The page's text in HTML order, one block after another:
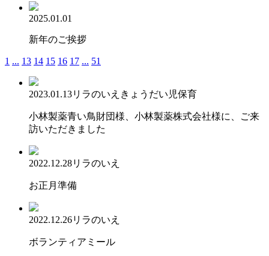
2025.01.01
新年のご挨拶
1 ... 13 14 15 16 17 ... 51
2023.01.13リラのいえ きょうだい児保育
小林製薬青い鳥財団様、小林製薬株式会社様に、ご来
訪いただきました
2022.12.28リラのいえ
お正月準備
2022.12.26リラのいえ
ボランティアミール